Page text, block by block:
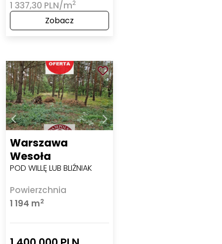
1 337,30 PLN/m2
Zobacz
Warszawa
Wesoła
POD WILLĘ LUB BLIŹNIAK
Powierzchnia
1 194 m2